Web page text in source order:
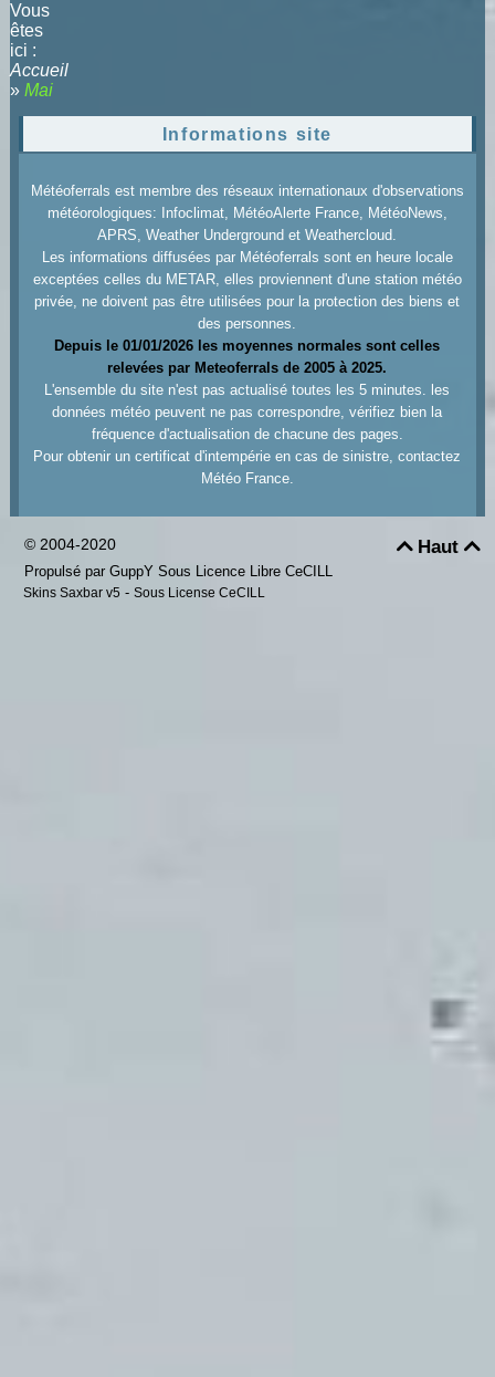
Vous
êtes
ici :
Accueil
» Mai
Informations site
Météoferrals est membre des réseaux internationaux d'observations
météorologiques: Infoclimat, MétéoAlerte France, MétéoNews,
APRS, Weather Underground et Weathercloud.
Les informations diffusées par Météoferrals sont en heure locale
exceptées celles du METAR, elles proviennent d'une station météo
privée, ne doivent pas être utilisées pour la protection des biens et
des personnes.
Depuis le 01/01/2026 les moyennes normales sont celles
relevées par Meteoferrals de 2005 à 2025.
L'ensemble du site n'est pas actualisé toutes les 5 minutes. les
données météo peuvent ne pas correspondre, vérifiez bien la
fréquence d'actualisation de chacune des pages.
Pour obtenir un certificat d'intempérie en cas de sinistre, contactez
Météo France.
Haut
© 2004-2020
Propulsé par GuppY Sous Licence Libre CeCILL
Skins Saxbar v5 - Sous License CeCILL